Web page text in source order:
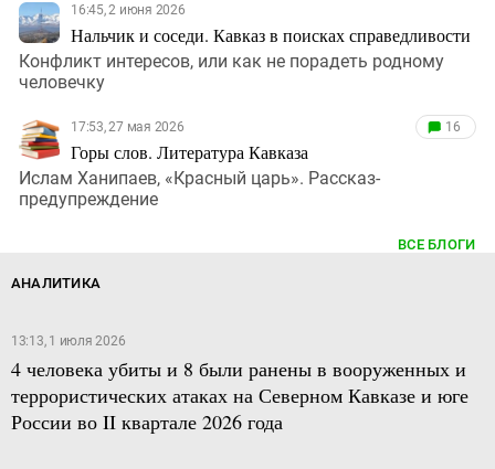
16:45, 2 июня 2026
Нальчик и соседи. Кавказ в поисках справедливости
Конфликт интересов, или как не порадеть родному
человечку
17:53, 27 мая 2026
Горы слов. Литература Кавказа
16
Ислам Ханипаев, «Красный царь». Рассказ-
предупреждение
ВСЕ БЛОГИ
АНАЛИТИКА
13:13, 1 июля 2026
4 человека убиты и 8 были ранены в вооруженных и
террористических атаках на Северном Кавказе и юге
России во II квартале 2026 года